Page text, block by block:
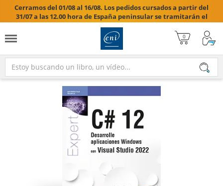
Cerramos del 01/08 al 16/08. Los pedidos cursados a partir del
31/07 a las 12.00 hora de España peninsular se tramitarán el
17/08/2026.
